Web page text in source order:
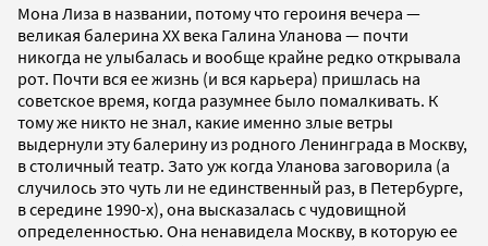
Мона Лиза в названии, потому что героиня вечера —
великая балерина ХХ века Галина Уланова — почти
никогда не улыбалась и вообще крайне редко открывала
рот. Почти вся ее жизнь (и вся карьера) пришлась на
советское время, когда разумнее было помалкивать. К
тому же никто не знал, какие именно злые ветры
выдернули эту балерину из родного Ленинграда в Москву,
в столичный театр. Зато уж когда Уланова заговорила (а
случилось это чуть ли не единственный раз, в Петербурге,
в середине 1990-х), она высказалась с чудовищной
определенностью. Она ненавидела Москву, в которую ее